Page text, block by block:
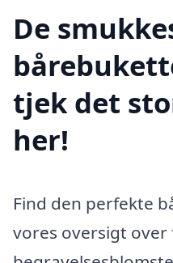
De
tjek det
her!
Find den perfekte
vores oversigt